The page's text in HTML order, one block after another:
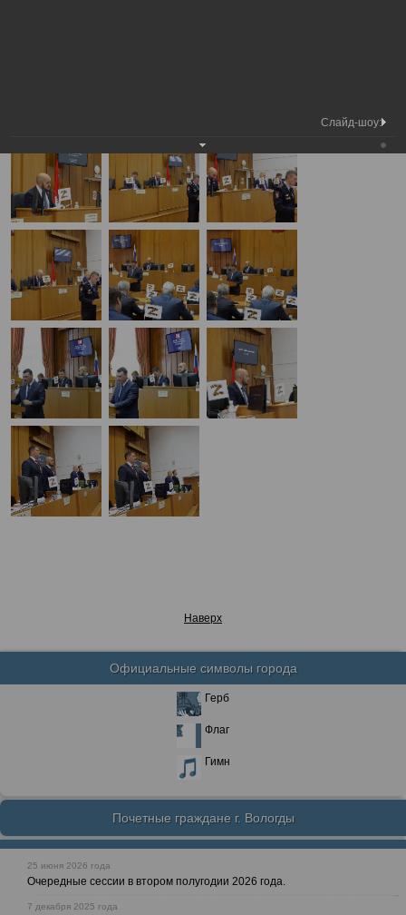
Наверх
Официальные символы города
Герб
Флаг
Гимн
Почетные граждане г. Вологды
25 июня 2026 года
Очередные сессии в втором полугодии 2026 года.
7 декабря 2025 года
Слайд-шоу: